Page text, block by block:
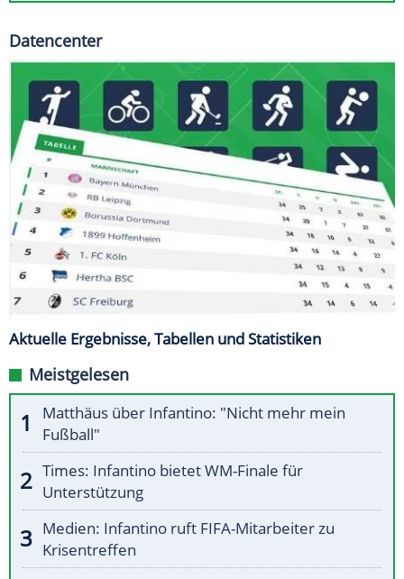
Datencenter
Aktuelle Ergebnisse, Tabellen und Statistiken
Meistgelesen
Matthäus über Infantino: "Nicht mehr mein
Fußball"
Times: Infantino bietet WM-Finale für
Unterstützung
Medien: Infantino ruft FIFA-Mitarbeiter zu
Krisentreffen